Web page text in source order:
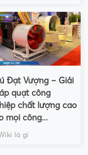
Đạt Vượng – Giải
quạt công
chất lượng cao
mọi công...
là gì